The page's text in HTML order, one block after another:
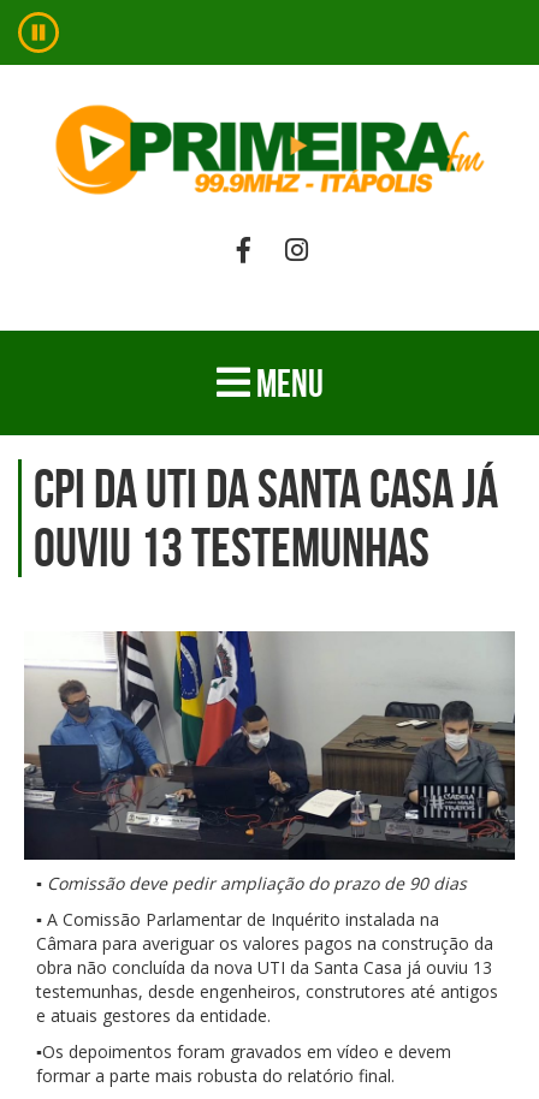
MENU
CPI da UTI da Santa Casa já
ouviu 13 testemunhas
▪ Comissão deve pedir ampliação do prazo de 90 dias
▪ A Comissão Parlamentar de Inquérito instalada na
Câmara para averiguar os valores pagos na construção da
obra não concluída da nova UTI da Santa Casa já ouviu 13
testemunhas, desde engenheiros, construtores até antigos
e atuais gestores da entidade.
▪Os depoimentos foram gravados em vídeo e devem
formar a parte mais robusta do relatório final.